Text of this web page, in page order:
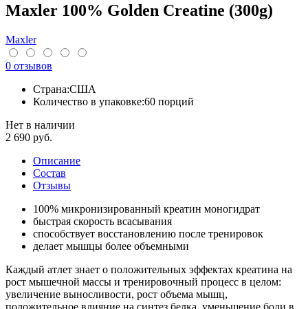
Maxler 100% Golden Creatine (300g)
Maxler
0 отзывов
Страна:США
Количество в упаковке:60 порций
Нет в наличии
2 690 руб.
Описание
Cостав
Отзывы
100% микронизированный креатин моногидрат
быстрая скорость всасывания
способствует восстановлению после тренировок
делает мышцы более объемными
Каждый атлет знает о положительных эффектах креатина на
рост мышечной массы и тренировочный процесс в целом:
увеличение выносливости, рост объема мышц,
положительное влияние на синтез белка, уменьшение боли в